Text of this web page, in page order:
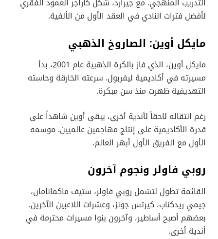
التدريب المنهجي. مع جيرارد، شكل كاراجر العمود الفقري
لأفضل فترات النادي في العقد الأول من الألفية.
مايكل أوين: الصاروخ الذهبي
مايكل أوين، الذي فاز بالكرة الذهبية عام 2001، بدأ
مسيرته في أكاديمية ليفربول. سرعته الخارقة وحاسته
التهديفية ظهرت منذ سن مبكرة.
رغم انتقاله لاحقاً لأندية أخرى، يبقى أوين شاهداً على
قدرة الأكاديمية على إنتاج مهاجمين عالميين. موسمه
الأول مع الفريق الأول أبهر العالم.
روبي فاولر ونجوم آخرون
القائمة تطول لتشمل روبي فاولر، ستيف ماكمانامان،
جيمي ريدكناب، كيرتس جونز، وعشرات اللاعبين الآخرين.
بعضهم أصبح أساطير، وآخرون بنوا مسيرات محترمة في
أندية أخرى.